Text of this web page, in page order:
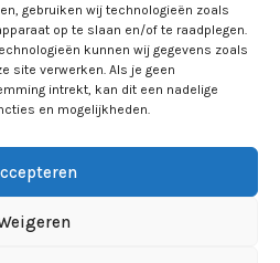
gebruiken wij technologieën zoals
op te slaan en/of te raadplegen.
kunnen wij gegevens zoals
site verwerken. Als je geen
intrekt, kan dit een nadelige
en mogelijkheden.
Home
Nieuws
Agenda
kaart
ons